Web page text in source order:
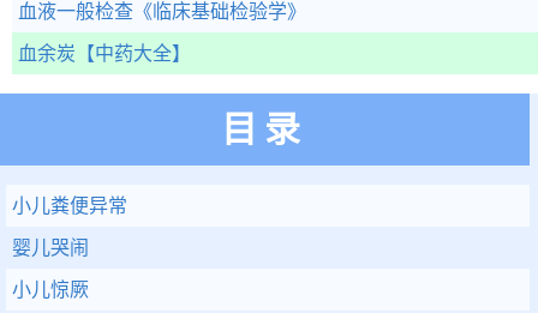
血液一般检查 《临床基础检验学》
血余炭 【中药大全】
目录
小儿粪便异常
婴儿哭闹
小儿惊厥